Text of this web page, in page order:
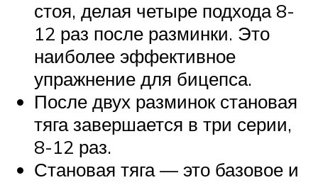
стоя, делая четыре подхода 8-
12 раз после разминки. Это
наиболее эффективное
упражнение для бицепса.
После двух разминок становая
тяга завершается в три серии,
8-12 раз.
Становая тяга — это базовое и